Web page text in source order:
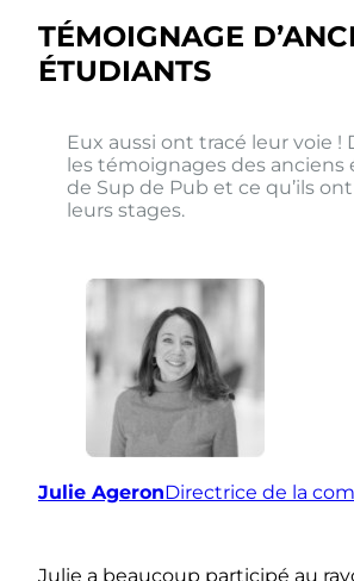
TÉMOIGNAGE
ÉTUDIANTS
Eux aussi ont tracé leur voie !
les témoignages des anciens
de Sup de Pub et ce qu’ils
leurs stages.
Julie AgeronDirectrice de la
Julie a beaucoup participé au